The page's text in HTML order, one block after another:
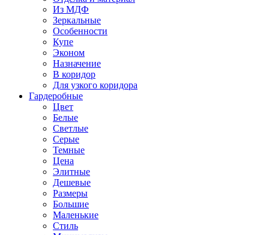
Из МДФ
Зеркальные
Особенности
Купе
Эконом
Назначение
В коридор
Для узкого коридора
Гардеробные
Цвет
Белые
Светлые
Серые
Темные
Цена
Элитные
Дешевые
Размеры
Большие
Маленькие
Стиль